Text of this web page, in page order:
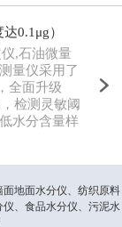
0.1μg）
,石油微量
量仪采用了
全面升级
检测灵敏阈
水分含量样
地面水分仪、纺织原料
、食品水分仪、污泥水